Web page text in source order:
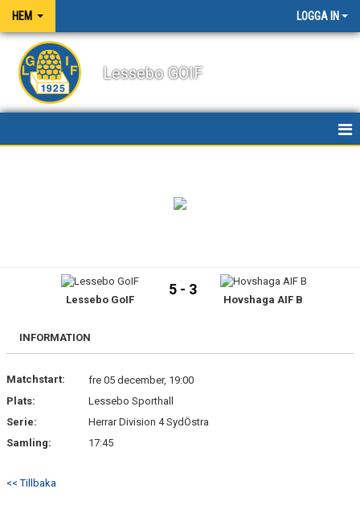
HEM LOGGA IN
Lessebo GOIF
BILDGALLERI
DOKUMENT
MEDLEMSKAP
KONTAKT
Lessebo GoIF
5 - 3
Hovshaga AIF B
INFORMATION
Matchstart:
fre 05 december, 19:00
Plats:
Lessebo Sporthall
Serie:
Herrar Division 4 SydÖstra
Samling:
17:45
<< Tillbaka